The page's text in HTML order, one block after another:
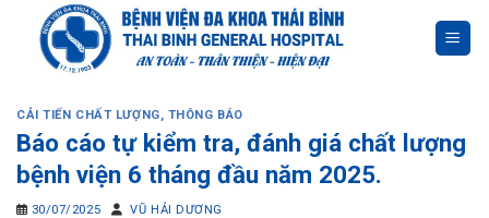
content
CẢI TIẾN CHẤT LƯỢNG, THÔNG BÁO
Báo cáo tự kiểm tra, đánh giá chất lượng
bệnh viện 6 tháng đầu năm 2025.
30/07/2025 VŨ HẢI DƯƠNG